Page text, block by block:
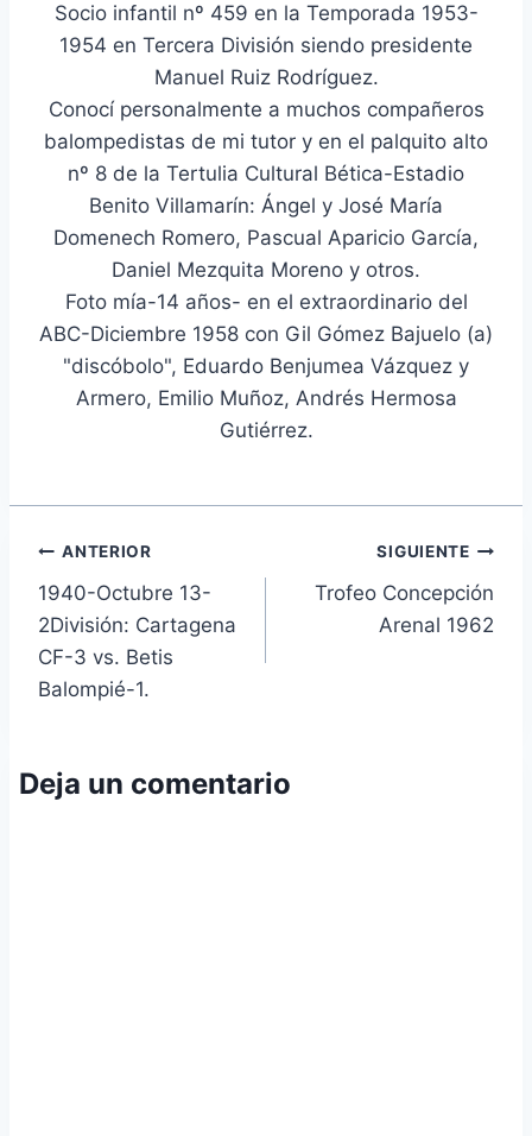
Socio infantil nº 459 en la Temporada 1953-
1954 en Tercera División siendo presidente
Manuel Ruiz Rodríguez.
Conocí personalmente a muchos compañeros
balompedistas de mi tutor y en el palquito alto
nº 8 de la Tertulia Cultural Bética-Estadio
Benito Villamarín: Ángel y José María
Domenech Romero, Pascual Aparicio García,
Daniel Mezquita Moreno y otros.
Foto mía-14 años- en el extraordinario del
ABC-Diciembre 1958 con Gil Gómez Bajuelo (a)
"discóbolo", Eduardo Benjumea Vázquez y
Armero, Emilio Muñoz, Andrés Hermosa
Gutiérrez.
Navegación
de
entradas
ANTERIOR
1940-Octubre 13-
2División: Cartagena
CF-3 vs. Betis
Balompié-1.
SIGUIENTE
Trofeo Concepción
Arenal 1962
Deja un comentario